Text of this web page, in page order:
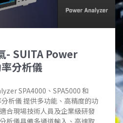
- SUITA Power
分析儀
SPA4000、SPA5000 和
析儀 提供多功能、高精度的功
合現場技術人員及企業級研發
析儀具備多通道輸入、高速取